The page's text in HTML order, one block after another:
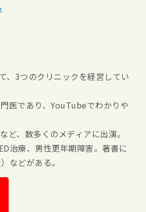
、3つのクリニックを経営してい
医であり、YouTubeでわかりや
ど、数多くのメディアに出演。
治療、男性更年期障害。著書に
などがある。